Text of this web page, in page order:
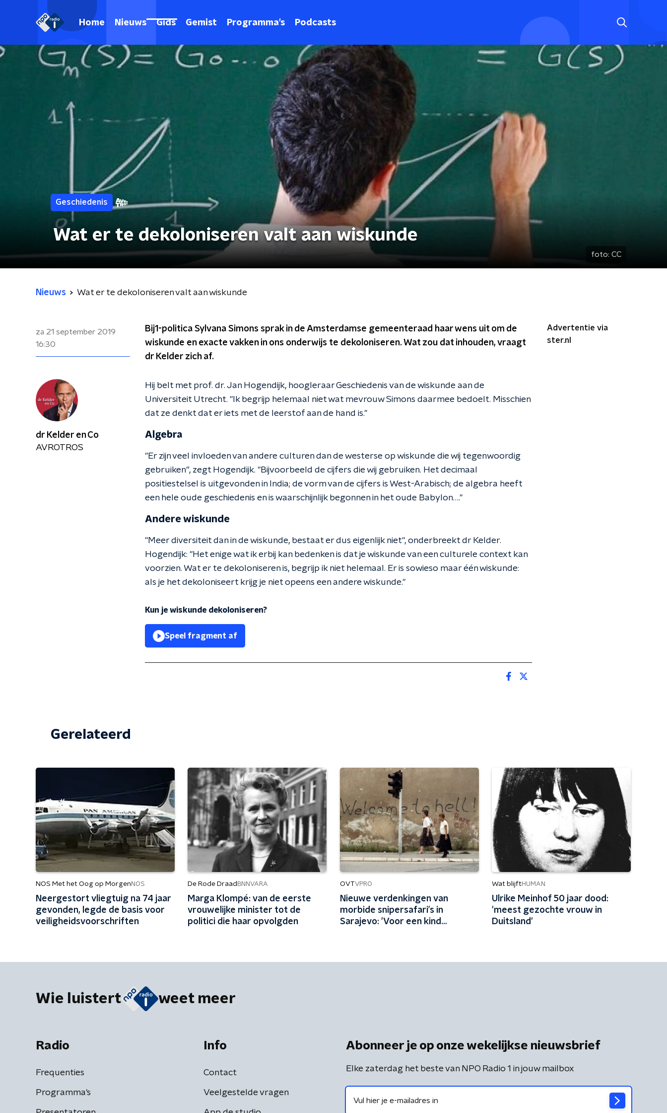
Home Nieuws Gids Gemist Programma's Podcasts
Geschiedenis
Wat er te dekoloniseren valt aan wiskunde
foto: CC
Nieuws Wat er te dekoloniseren valt aan wiskunde
za 21 september 2019
16:30
Bij1-politica Sylvana Simons sprak in de Amsterdamse gemeenteraad haar wens uit om de
wiskunde en exacte vakken in ons onderwijs te dekoloniseren. Wat zou dat inhouden, vraagt
dr Kelder zich af.
Hij belt met prof. dr. Jan Hogendijk, hoogleraar Geschiedenis van de wiskunde aan de
Universiteit Utrecht. "Ik begrijp helemaal niet wat mevrouw Simons daarmee bedoelt. Misschien
dat ze denkt dat er iets met de leerstof aan de hand is."
Algebra
"Er zijn veel invloeden van andere culturen dan de westerse op wiskunde die wij tegenwoordig
gebruiken”, zegt Hogendijk. "Bijvoorbeeld de cijfers die wij gebruiken. Het decimaal
positiestelsel is uitgevonden in India; de vorm van de cijfers is West-Arabisch; de algebra heeft
een hele oude geschiedenis en is waarschijnlijk begonnen in het oude Babylon…."
Andere wiskunde
"Meer diversiteit dan in de wiskunde, bestaat er dus eigenlijk niet", onderbreekt dr Kelder.
Hogendijk: "Het enige wat ik erbij kan bedenken is dat je wiskunde van een culturele context kan
voorzien. Wat er te dekoloniseren is, begrijp ik niet helemaal. Er is sowieso maar één wiskunde:
als je het dekoloniseert krijg je niet opeens een andere wiskunde."
Kun je wiskunde dekoloniseren?
Speel fragment af
Advertentie via
ster.nl
dr Kelder en Co
AVROTROS
Gerelateerd
NOS Met het Oog op Morgen NOS
Neergestort vliegtuig na 74 jaar
gevonden, legde de basis voor
veiligheidsvoorschriften
De Rode Draad BNNVARA
Marga Klompé: van de eerste
vrouwelijke minister tot de
politici die haar opvolgden
OVTVPRO
Nieuwe verdenkingen van
morbide snipersafari’s in
Sarajevo: 'Voor een kind
Wat blijftHUMAN
Ulrike Meinhof 50 jaar dood:
'meest gezochte vrouw in
Duitsland'
Wie luistert weet meer
Radio
Frequenties
Programma's
Info
Contact
Veelgestelde vragen
Abonneer je op onze wekelijkse nieuwsbrief
Elke zaterdag het beste van NPO Radio 1 in jouw mailbox